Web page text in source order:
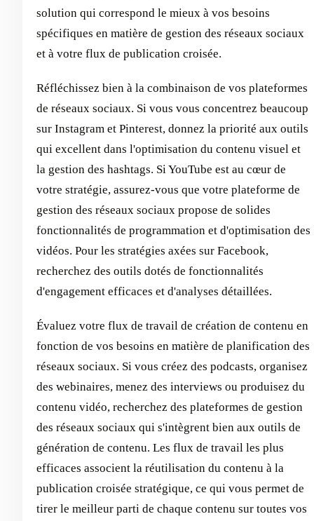
solution qui correspond le mieux à vos besoins
spécifiques en matière de gestion des réseaux sociaux
et à votre flux de publication croisée.
Réfléchissez bien à la combinaison de vos plateformes
de réseaux sociaux. Si vous vous concentrez beaucoup
sur Instagram et Pinterest, donnez la priorité aux outils
qui excellent dans l'optimisation du contenu visuel et
la gestion des hashtags. Si YouTube est au cœur de
votre stratégie, assurez-vous que votre plateforme de
gestion des réseaux sociaux propose de solides
fonctionnalités de programmation et d'optimisation des
vidéos. Pour les stratégies axées sur Facebook,
recherchez des outils dotés de fonctionnalités
d'engagement efficaces et d'analyses détaillées.
Évaluez votre flux de travail de création de contenu en
fonction de vos besoins en matière de planification des
réseaux sociaux. Si vous créez des podcasts, organisez
des webinaires, menez des interviews ou produisez du
contenu vidéo, recherchez des plateformes de gestion
des réseaux sociaux qui s'intègrent bien aux outils de
génération de contenu. Les flux de travail les plus
efficaces associent la réutilisation du contenu à la
publication croisée stratégique, ce qui vous permet de
tirer le meilleur parti de chaque contenu sur toutes vos